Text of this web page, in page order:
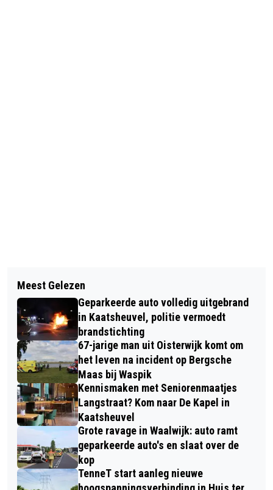
DIRIGENT GEZOCHT VOOR GEZELLIG
EN AMBITIEUS KOOR LA JEUNESSE
UIT KAATSHEUVEL
TENNET ORGANISEERT
INFORMATIEAVOND OVER
WERKZAAMHEDEN IN NATUURGEBIED
HUIS TER HEIDE
Meest Gelezen
Geparkeerde auto volledig uitgebrand
in Kaatsheuvel, politie vermoedt
brandstichting
67-jarige man uit Oisterwijk komt om
het leven na incident op Bergsche
Maas bij Waspik
Kennismaken met Seniorenmaatjes
Langstraat? Kom naar De Kapel in
Kaatsheuvel
Grote ravage in Waalwijk: auto ramt
geparkeerde auto's en slaat over de
kop
TenneT start aanleg nieuwe